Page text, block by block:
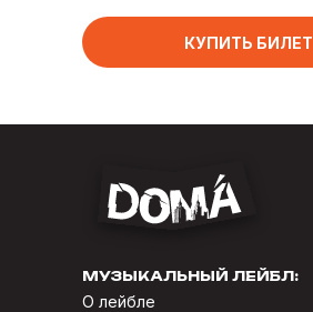
КУПИТЬ БИЛЕТ
МУЗЫКАЛЬНЫЙ ЛЕЙБЛ:
О лейбле